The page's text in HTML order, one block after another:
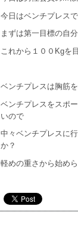
今日はベンチプレス
まずは第一目標の自
これから１００Kgを
ベンチプレスは胸筋
ベンチプレスをスポ
いので
中々ベンチプレスに
か？
軽めの重さから始め